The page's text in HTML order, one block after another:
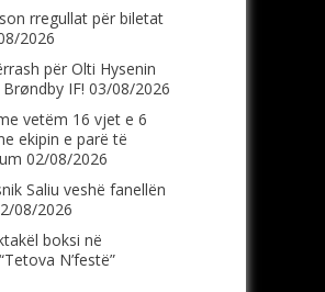
rregullat për biletat
2026
për Olti Hysenin
IF! 03/08/2026
vetëm 16 vjet e 6
ekipin e parë të
02/08/2026
Saliu veshë fanellën
08/2026
boksi në
N’festë”